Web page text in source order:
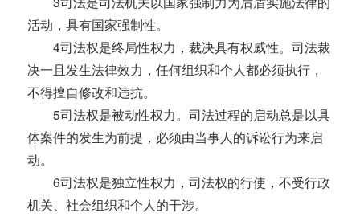
活动，具有国家强制性。
4司法权是终局性权力，裁决具有权威性。司法裁
决一且发生法律效力，任何组织和个人都必须执行，
不得擅自修改和违抗。
5司法权是被动性权力。司法过程的启动总是以具
体案件的发生为前提，必须由当事人的诉讼行为来启
动。
6司法权是独立性权力，司法权的行使，不受行政
机关、社会组织和个人的干涉。